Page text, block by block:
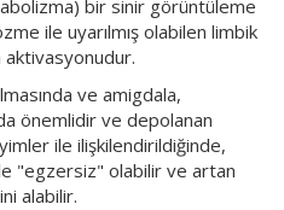
bir sinir görüntüleme
ile uyarılmış olabilen limbik
aktivasyonudur.
ve amigdala,
önemlidir ve depolanan
ile ilişkilendirildiğinde,
"egzersiz" olabilir ve artan
alabilir.